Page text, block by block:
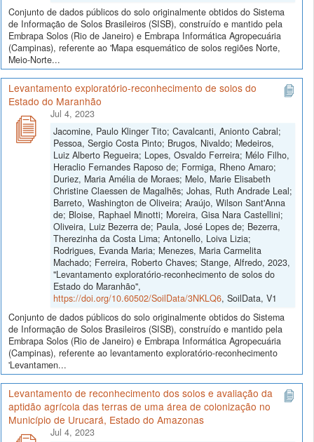
Conjunto de dados públicos do solo originalmente obtidos do Sistema
de Informação de Solos Brasileiros (SISB), construído e mantido pela
Embrapa Solos (Rio de Janeiro) e Embrapa Informática Agropecuária
(Campinas), referente ao 'Mapa esquemático de solos regiões Norte,
Meio-Norte...
Levantamento exploratório-reconhecimento de solos do
Estado do Maranhão
Jul 4, 2023
Jacomine, Paulo Klinger Tito; Cavalcanti, Anionto Cabral;
Pessoa, Sergio Costa Pinto; Brugos, Nivaldo; Medeiros,
Luiz Alberto Regueira; Lopes, Osvaldo Ferreira; Mélo Filho,
Heraclio Fernandes Raposo de; Formiga, Rheno Amaro;
Duriez, Maria Amélia de Moraes; Melo, Marie Elisabeth
Christine Claessen de Magalhẽs; Johas, Ruth Andrade Leal;
Barreto, Washington de Oliveira; Araújo, Wilson Sant'Anna
de; Bloise, Raphael Minotti; Moreira, Gisa Nara Castellini;
Oliveira, Luiz Bezerra de; Paula, José Lopes de; Bezerra,
Therezinha da Costa Lima; Antonello, Loiva Lizia;
Rodrigues, Evanda Maria; Menezes, Maria Carmelita
Machado; Ferreira, Roberto Chaves; Stange, Alfredo, 2023,
"Levantamento exploratório-reconhecimento de solos do
Estado do Maranhão",
https://doi.org/10.60502/SoilData/3NKLQ6, SoilData, V1
Conjunto de dados públicos do solo originalmente obtidos do Sistema
de Informação de Solos Brasileiros (SISB), construído e mantido pela
Embrapa Solos (Rio de Janeiro) e Embrapa Informática Agropecuária
(Campinas), referente ao levantamento exploratório-reconhecimento
'Levantamen...
Levantamento de reconhecimento dos solos e avaliação da
aptidão agrícola das terras de uma área de colonização no
Município de Urucará, Estado do Amazonas
Jul 4, 2023